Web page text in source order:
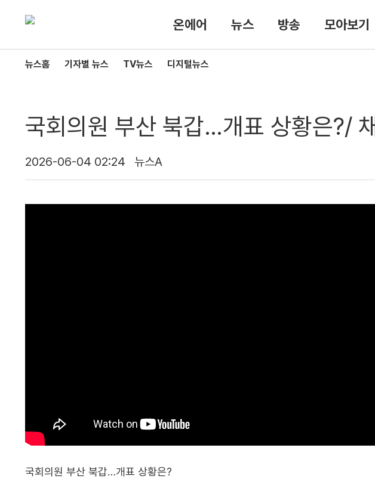
온에어 뉴스 방송 모아보기
뉴스홈 기자별 뉴스 TV뉴스 디지털뉴스
국회의원 부산 북갑…개표 상황은?/
2026-06-04 02:24 뉴스A
국회의원 부산 북갑…개표 상황은?